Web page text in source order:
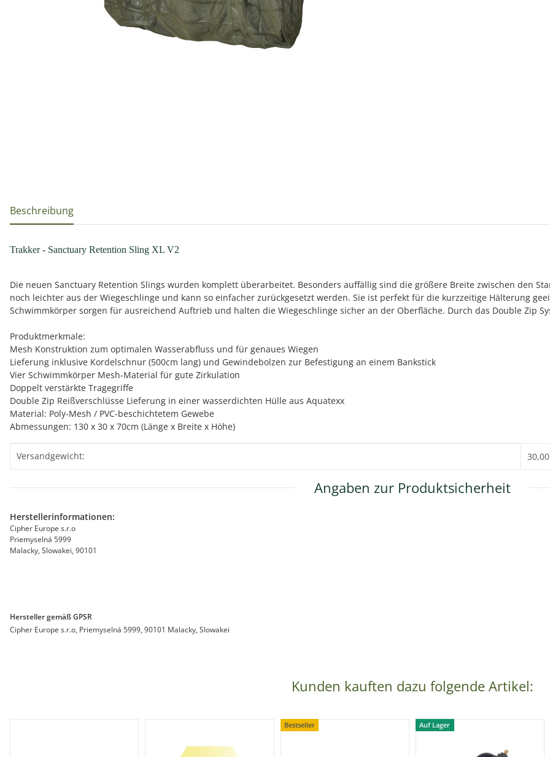
weitere Registerkarten anzeigen
Beschreibung
Trakker - Sanctuary Retention Sling XL V2
Die neuen Sanctuary Retention Slings wurden komplett überarbeitet. Besonders auffällig sind die größere Breite zwischen den
noch leichter aus der Wiegeschlinge und kann so einfacher zurückgesetzt werden. Sie ist perfekt für die kurzzeitige Hälterung
Schwimmkörper sorgen für ausreichend Auftrieb und halten die Wiegeschlinge sicher an der Oberfläche. Durch das Double Zip
Produktmerkmale:
Mesh Konstruktion zum optimalen Wasserabfluss und für genaues Wiegen
Lieferung inklusive Kordelschnur (500cm lang) und Gewindebolzen zur Befestigung an einem Bankstick
Vier Schwimmkörper Mesh-Material für gute Zirkulation
Doppelt verstärkte Tragegriffe
Double Zip Reißverschlüsse Lieferung in einer wasserdichten Hülle aus Aquatexx
Material: Poly-Mesh / PVC-beschichtetem Gewebe
Abmessungen: 130 x 30 x 70cm (Länge x Breite x Höhe)
Produkteigenschaft
Wert
Versandgewicht:
Angaben zur Produktsicherheit
Herstellerinformationen:
Cipher Europe s.r.o
Priemyselná 5999
Malacky, Slowakei, 90101
Hersteller gemäß GPSR
Cipher Europe s.r.o, Priemyselná 5999, 90101 Malacky, Slowakei
Kunden kauften dazu folgende Artikel:
Bestseller Auf Lager